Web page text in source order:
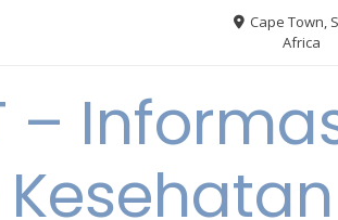
Cape Town,
Africa
–